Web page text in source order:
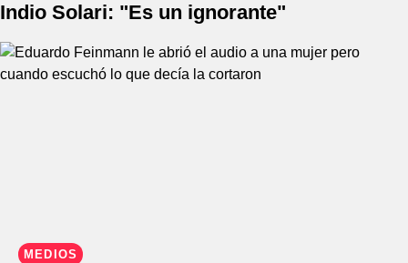
Indio Solari: "Es un ignorante"
MEDIOS